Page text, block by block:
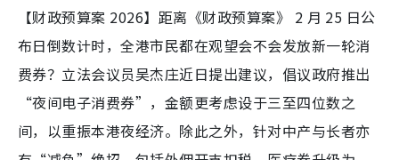
【财政预算案 2026】距离《财政预算案》 2 月 25 日公
布日倒数计时，全港市民都在观望会不会发放新一轮消
费券？立法会议员吴杰庄近日提出建议，倡议政府推出
“夜间电子消费券”，金额更考虑设于三至四位数之
间，以重振本港夜经济。除此之外，针对中产与长者亦